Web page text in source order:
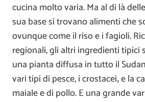
cucina molto varia. Ma al di là
sua base si trovano alimenti che
ovunque come il riso e i fagioli.
regionali, gli altri ingredienti tipici
una pianta diffusa in tutto il
vari tipi di pesce, i crostacei,e la
maiale e di pollo. E una grande